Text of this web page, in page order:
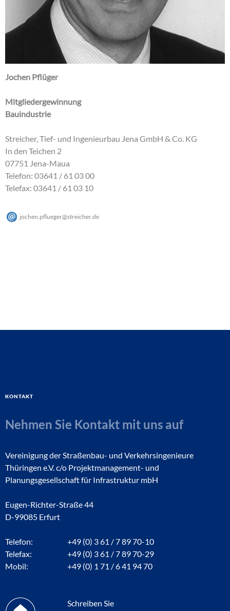
Jochen Pflüger
Mitgliedergewinnung
Bauindustrie
Streicher, Tief- und Ingenieurbau Jena GmbH & Co. KG
In den Teichen 2
07751 Jena-Maua
Telefon: 03641 / 61 03 00
Telefax: 03641 / 61 03 10
jochen.pflueger@streicher.de
Kontakt
Nehmen Sie Kontakt mit uns auf
Vereinigung der Straßenbau- und Verkehrsingenieure
Thüringen e.V. c/o Projektmanagement- und
Planungsgesellschaft für Infrastruktur mbH
Eugen-Richter-Straße 44
D-99085 Erfurt
Telefon:
+49 (0) 3 61 / 7 89 70-10
Telefax:
+49 (0) 3 61 / 7 89 70-29
Mobil:
+49 (0) 1 71 / 6 41 94 70
Schreiben Sie